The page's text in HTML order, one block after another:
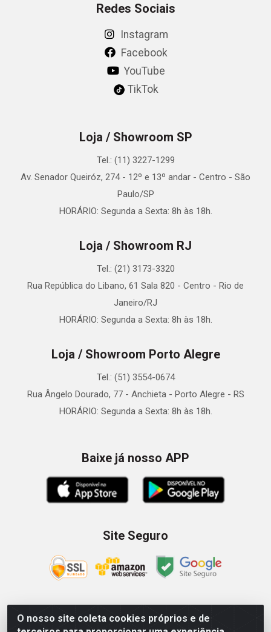
O nosso site coleta cookies próprios e de
Redes Sociais
Instagram
Facebook
YouTube
TikTok
Loja / Showroom SP
Tel.: (11) 3227-1299
Av. Senador Queiróz, 274 - 12º e 13º andar - Centro - São
Paulo/SP
HORÁRIO: Segunda a Sexta: 8h às 18h.
Loja / Showroom RJ
Tel.: (21) 3173-3320
Rua República do Libano, 61 Sala 820 - Centro - Rio de
Janeiro/RJ
HORÁRIO: Segunda a Sexta: 8h às 18h.
Loja / Showroom Porto Alegre
Tel.: (51) 3554-0674
Rua Ângelo Dourado, 77 - Anchieta - Porto Alegre - RS
HORÁRIO: Segunda a Sexta: 8h às 18h.
Baixe já nosso APP
Site Seguro
Zein Importação e Comércio LTDA - Av. Senador Queiróz, 274